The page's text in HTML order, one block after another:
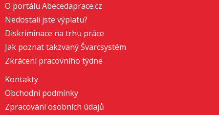
O portálu Abecedaprace.cz
Nedostali jste výplatu?
Diskriminace na trhu práce
Jak poznat takzvaný Švarcsystém
Zkrácení pracovního týdne
Kontakty
Obchodní podmínky
Zpracování osobních údajů